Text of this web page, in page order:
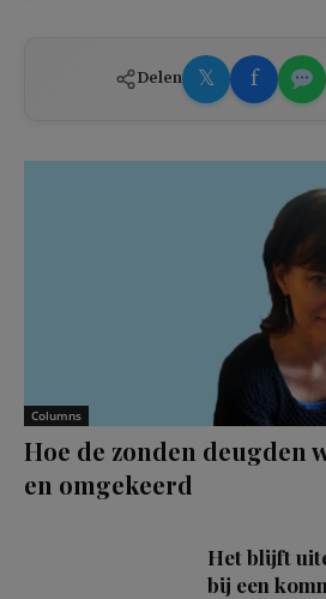
Delen 𝕏 f
Columns
Hoe de zonden deugden
en omgekeerd
Het blijft
bij een